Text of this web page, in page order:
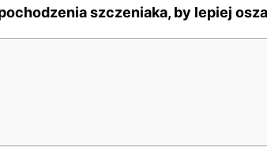
szczeniaka, by lepiej